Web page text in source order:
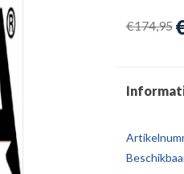
€174,95